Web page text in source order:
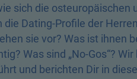
sich die osteuropäischen
die Dating-Profile der Herren
sie vor? Was ist ihnen
Was sind „No-Gos“? Wir
und berichten Dir in